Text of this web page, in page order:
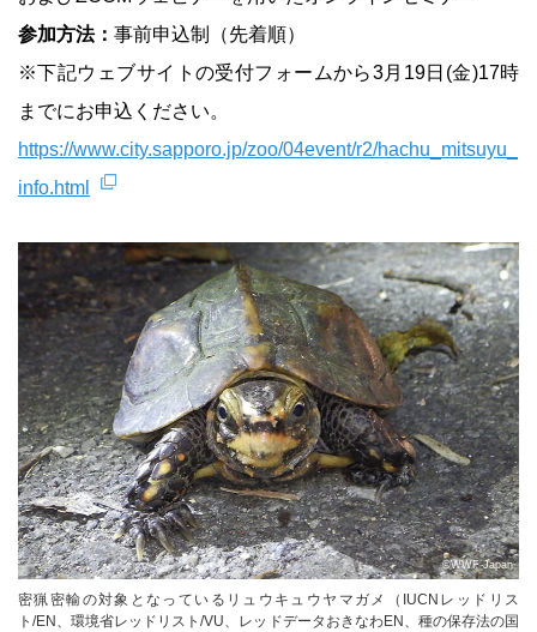
参加方法： 事前申込制（先着順）
※下記ウェブサイトの受付フォームから3月19日(金)17時
までにお申込ください。
https://www.city.sapporo.jp/zoo/04event/r2/hachu_mitsuyu_
info.html
©WWF Japan
密猟密輸の対象となっているリュウキュウヤマガメ（IUCNレッドリス
ト/EN、環境省レッドリスト/VU、レッドデータおきなわEN、種の保存法の国